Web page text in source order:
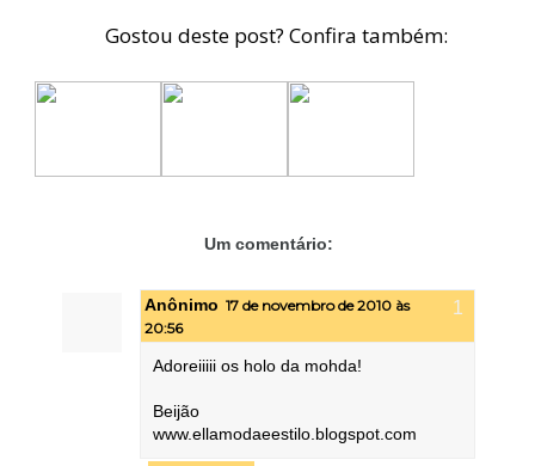
Gostou deste post? Confira também:
Um comentário:
Anônimo 17 de novembro de 2010 às
20:56
Adoreiiiii os holo da mohda!
Beijão
www.ellamodaeestilo.blogspot.com